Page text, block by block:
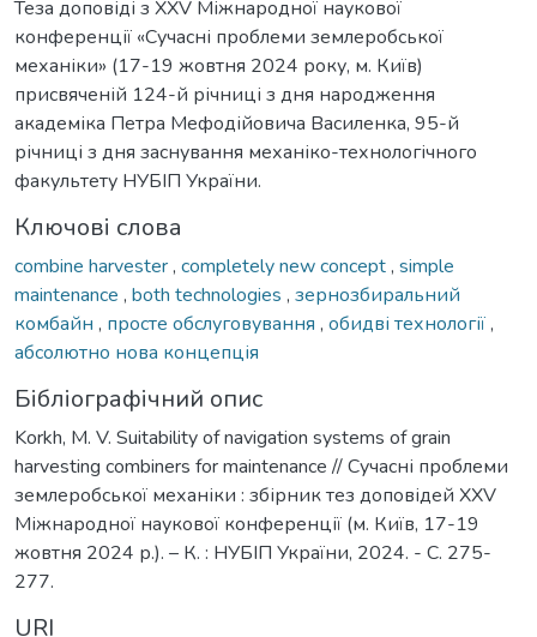
Теза доповіді з XXV Міжнародної наукової
конференції «Сучасні проблеми землеробської
механіки» (17-19 жовтня 2024 року, м. Київ)
присвяченій 124-й річниці з дня народження
академіка Петра Мефодійовича Василенка, 95-й
річниці з дня заснування механіко-технологічного
факультету НУБІП України.
Ключові слова
combine harvester, completely new concept, simple
maintenance , both technologies , зернозбиральний
комбайн , просте обслуговування , обидві технології,
абсолютно нова концепція
Бібліографічний опис
Korkh, M. V. Suitability of navigation systems of grain
harvesting combiners for maintenance // Сучасні проблеми
землеробської механіки : збірник тез доповідей XXV
Міжнародної наукової конференції (м. Київ, 17-19
жовтня 2024 р.). – К. : НУБІП України, 2024. - С. 275-
277.
URI